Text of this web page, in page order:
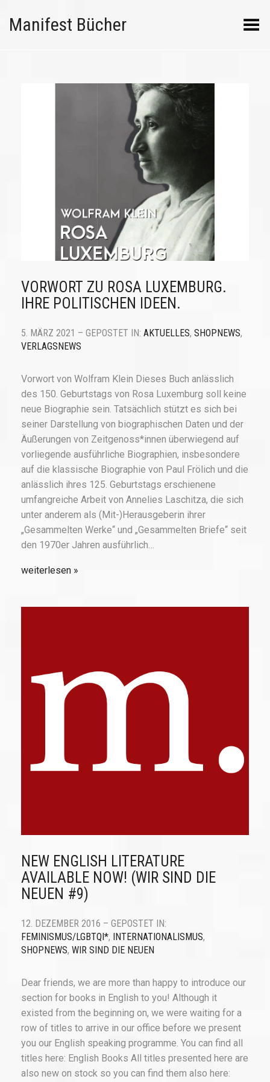
Manifest Bücher Menü umschalten
VORWORT ZU ROSA LUXEMBURG.
IHRE POLITISCHEN IDEEN.
5. MÄRZ 2021 – GEPOSTET IN: AKTUELLES, SHOPNEWS,
VERLAGSNEWS
Vorwort von Wolfram Klein Dieses Buch anlässlich
des 150. Geburtstags von Rosa Luxemburg soll keine
neue Biographie sein. Tatsächlich stützt es sich bei
seiner Darstellung von biographischen Daten und der
Äußerungen von Zeitgenoss*innen überwiegend auf
vorliegende ausführliche Biographien, insbesondere
auf die klassische Biographie von Paul Frölich und die
anlässlich ihres 125. Geburtstags erschienene
umfangreiche Arbeit von Annelies Laschitza, die sich
unter anderem als (Mit-)Herausgeberin ihrer
„Gesammelten Werke“ und „Gesammelten Briefe“ seit
den 1970er Jahren ausführlich…
weiterlesen
NEW ENGLISH LITERATURE
AVAILABLE NOW! (WIR SIND DIE
NEUEN #9)
12. DEZEMBER 2016 – GEPOSTET IN:
FEMINISMUS/LGBTQI*, INTERNATIONALISMUS,
SHOPNEWS, WIR SIND DIE NEUEN
Dear friends, we are more than happy to introduce our
section for books in English to you! Although it
existed from the beginning on, we were waiting for a
row of titles to arrive in our office before we present
you our English speaking programme. You can find all
titles here: English Books All titles presented here are
also new on stock so you can find them also here: